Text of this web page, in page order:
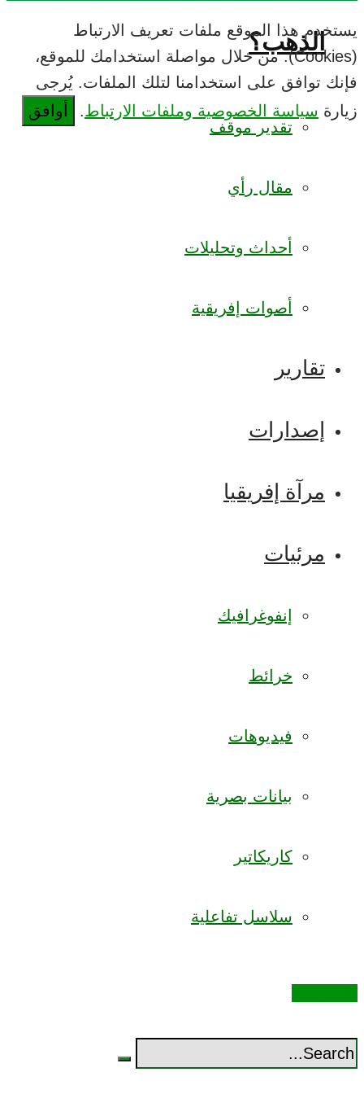
الذهب؟
تقدير موقف
مقال رأي
أحداث وتحليلات
أصوات إفريقية
تقارير
إصدارات
مرآة إفريقيا
مرئيات
إنفوغرافيك
خرائط
فيديوهات
بيانات بصرية
كاريكاتير
سلاسل تفاعلية
يستخدم هذا الموقع ملفات تعريف الارتباط
(Cookies). من خلال مواصلة استخدامك للموقع،
فإنك توافق على استخدامنا لتلك الملفات. يُرجى
زيارة سياسة الخصوصية وملفات الارتباط. أوافق